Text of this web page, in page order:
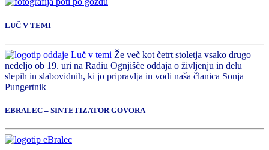
LUČ V TEMI
Že več kot četrt stoletja vsako drugo
nedeljo ob 19. uri na Radiu Ognjišče oddaja o življenju in delu
slepih in slabovidnih, ki jo pripravlja in vodi naša članica Sonja
Pungertnik
EBRALEC – SINTETIZATOR GOVORA